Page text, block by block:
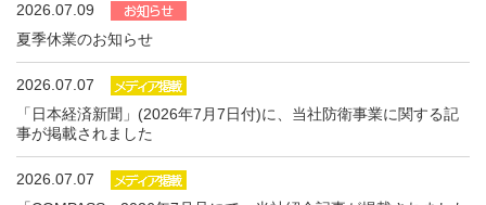
2026.07.09
夏季休業のお知らせ
2026.07.07
「日本経済新聞」(2026年7月7日付)に、当社防衛事業に関する記
事が掲載されました
2026.07.07